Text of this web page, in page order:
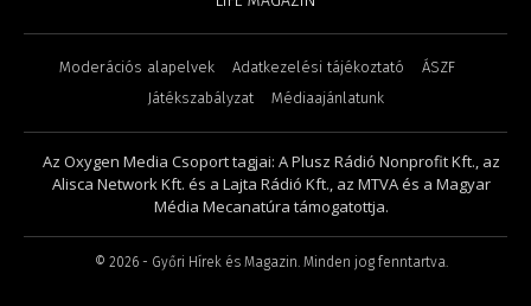
Moderációs alapelvek Adatkezelési tájékoztató
ÁSZF
Játékszabályzat
Médiaajánlatunk
Az Oxygen Media Csoport tagjai: A Plusz Rádió Nonprofit Kft., az
Alisca Network Kft. és a Lajta Rádió Kft., az MTVA és a Magyar
Média Mecanatúra támogatottja.
© 2026 - Győri Hírek és Magazin. Minden jog fenntartva.